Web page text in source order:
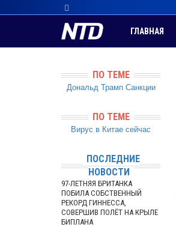
ГЛАВНАЯ
ПО ТЕМЕ
Дональд Трамп Санкции
ПО ТЕМЕ
Вирус в Китае сейчас
ПОСЛЕДНИЕ
НОВОСТИ
97-ЛЕТНЯЯ БРИТАНКА
ПОБИЛА СОБСТВЕННЫЙ
РЕКОРД ГИННЕССА,
СОВЕРШИВ ПОЛЁТ НА КРЫЛЕ
БИПЛАНА